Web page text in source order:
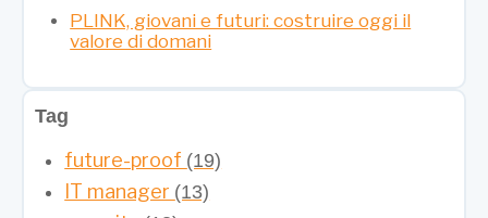
PLINK, giovani e futuri: costruire oggi il
valore di domani
Tag
future-proof (19)
IT manager (13)